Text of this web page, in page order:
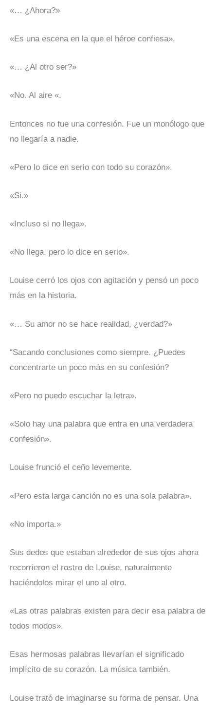
«… ¿Ahora?»
«Es una escena en la que el héroe confiesa».
«… ¿Al otro ser?»
«No. Al aire «.
Entonces no fue una confesión. Fue un monólogo que
no llegaría a nadie.
«Pero lo dice en serio con todo su corazón».
«Si.»
«Incluso si no llega».
«No llega, pero lo dice en serio».
Louise cerró los ojos con agitación y pensó un poco
más en la historia.
«… Su amor no se hace realidad, ¿verdad?»
“Sacando conclusiones como siempre. ¿Puedes
concentrarte un poco más en su confesión?
«Pero no puedo escuchar la letra».
«Solo hay una palabra que entra en una verdadera
confesión».
Louise frunció el ceño levemente.
«Pero esta larga canción no es una sola palabra».
«No importa.»
Sus dedos que estaban alrededor de sus ojos ahora
recorrieron el rostro de Louise, naturalmente
haciéndolos mirar el uno al otro.
«Las otras palabras existen para decir esa palabra de
todos modos».
Esas hermosas palabras llevarían el significado
implícito de su corazón. La música también.
Louise trató de imaginarse su forma de pensar. Una